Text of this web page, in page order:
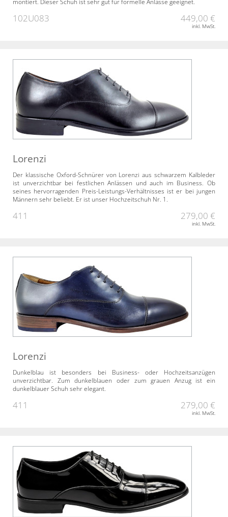
montiert. Dieser Schuh ist sehr gut für formelle Anlässe geeignet.
102U083 449,00 €
inkl. MwSt.
Lorenzi
Der klassische Oxford-Schnürer von Lorenzi aus schwarzem Kalbleder
ist unverzichtbar bei festlichen Anlässen und auch im Business. Ob
seines hervorragenden Preis-Leistungs-Verhältnisses ist er bei jungen
Männern sehr beliebt. Er ist unser Hochzeitschuh Nr. 1.
411 279,00 €
inkl. MwSt.
Lorenzi
Dunkelblau ist besonders bei Business- oder Hochzeitsanzügen
unverzichtbar. Zum dunkelblauen oder zum grauen Anzug ist ein
dunkelblauer Schuh sehr elegant.
411 279,00 €
inkl. MwSt.